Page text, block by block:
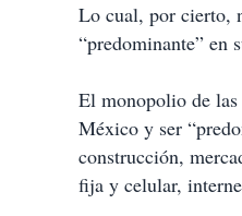
Lo cual, por cierto,
“predominante” en
El monopolio de las
México y ser
construcción,
fija y celular,